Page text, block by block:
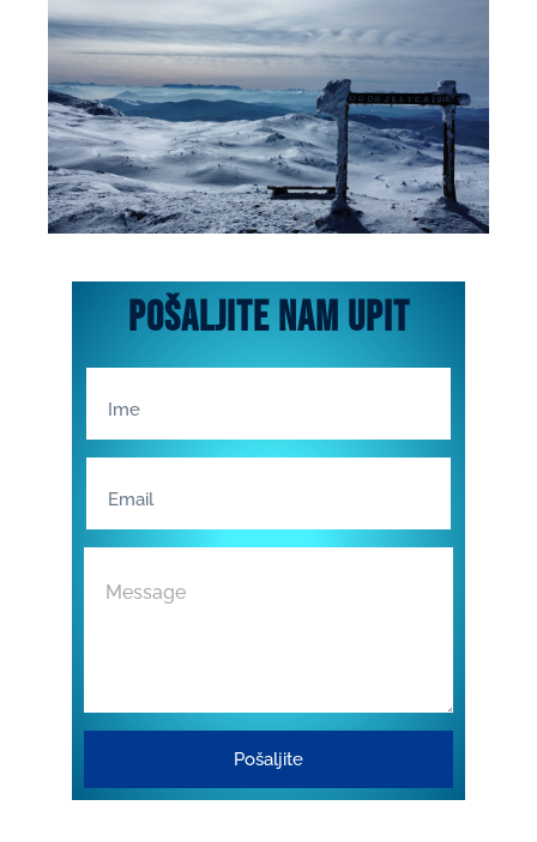
SMJEŠTAJ
klikom na dugme
Kliknite ovde
pošaljite nam upit
Pošaljite